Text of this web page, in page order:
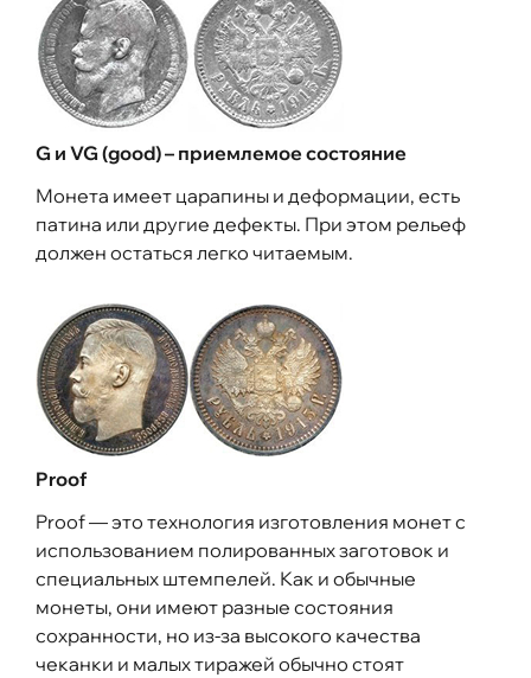
G и VG (good) – приемлемое состояние
Монета имеет царапины и деформации, есть
патина или другие дефекты. При этом рельеф
должен остаться легко читаемым.
Proof
Proof — это технология изготовления монет с
использованием полированных заготовок и
специальных штемпелей. Как и обычные
монеты, они имеют разные состояния
сохранности, но из-за высокого качества
чеканки и малых тиражей обычно стоят